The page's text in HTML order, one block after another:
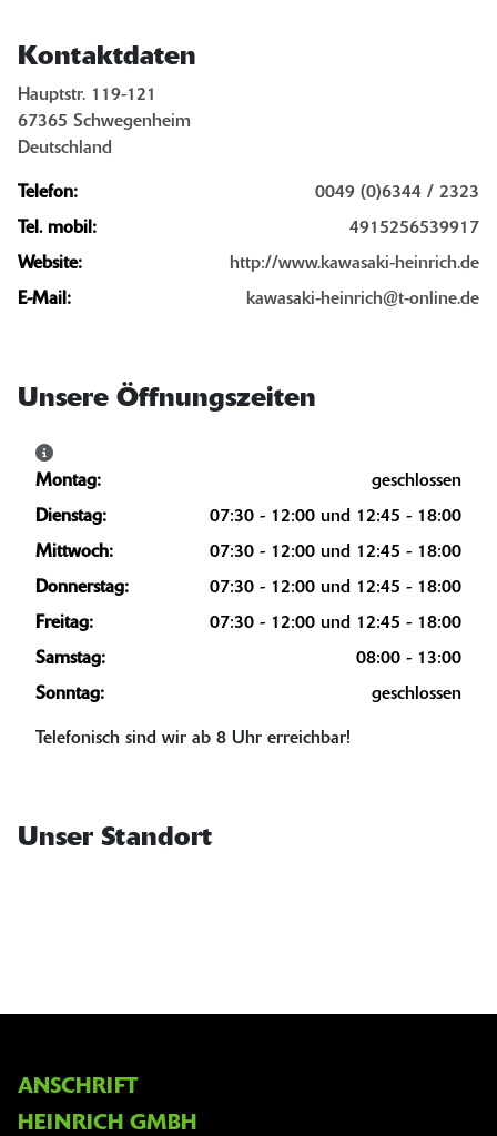
Kontaktdaten
Hauptstr. 119-121
67365 Schwegenheim
Deutschland
Telefon:
0049 (0)6344 / 2323
Tel. mobil:
4915256539917
Website:
http://www.kawasaki-heinrich.de
E-Mail:
kawasaki-heinrich@t-online.de
Unsere Öffnungszeiten
Montag:
geschlossen
Dienstag:
07:30 - 12:00 und 12:45 - 18:00
Mittwoch:
07:30 - 12:00 und 12:45 - 18:00
Donnerstag:
07:30 - 12:00 und 12:45 - 18:00
Freitag:
07:30 - 12:00 und 12:45 - 18:00
Samstag:
08:00 - 13:00
Sonntag:
geschlossen
Telefonisch sind wir ab 8 Uhr erreichbar!
Unser Standort
ANSCHRIFT
HEINRICH GMBH